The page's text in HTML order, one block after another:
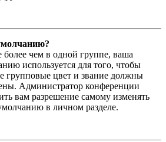
более чем в одной группе, ваша
используется для того, чтобы
групповые цвет и звание должны
Администратор конференции
вам разрешение самому изменять
в личном разделе.